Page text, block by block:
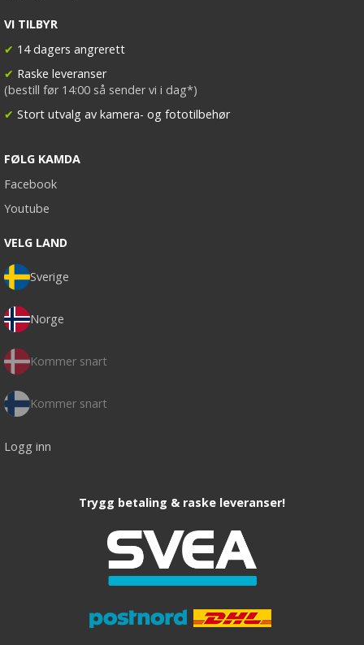
VI TILBYR
✔ 14 dagers angrerett
✔ Raske leveranser
(bestill før 14:00 så sender vi i dag*)
✔ Stort utvalg av kamera- og fototilbehør
FØLG KAMDA
Facebook
Youtube
VELG LAND
Sverige
Norge
Kommer snart
Kommer snart
Logg inn
Trygg betaling & raske leveranser!